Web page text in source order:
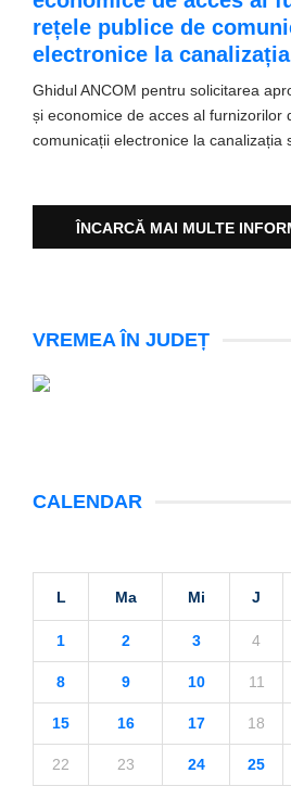
rețele publice de
electronice la
Ghidul ANCOM pentru solicitarea
și economice de acces al furnizorilor
comunicații electronice la canalizația
ÎNCARCĂ MAI MULTE
VREMEA ÎN JUDEȚ
CALENDAR
L Ma Mi J
1 2 3 4
8 9 10 11
15 16 17 18
22 23 24 25